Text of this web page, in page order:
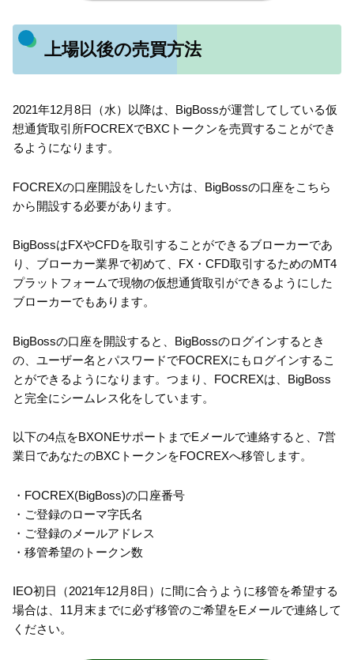
上場以後の売買方法
2021年12月8日（水）以降は、BigBossが運営してしている仮
想通貨取引所FOCREXでBXCトークンを売買することができ
るようになります。
FOCREXの口座開設をしたい方は、BigBossの口座をこちら
から開設する必要があります。
BigBossはFXやCFDを取引することができるブローカーであ
り、ブローカー業界で初めて、FX・CFD取引するためのMT4
プラットフォームで現物の仮想通貨取引ができるようにした
ブローカーでもあります。
BigBossの口座を開設すると、BigBossのログインするとき
の、ユーザー名とパスワードでFOCREXにもログインするこ
とができるようになります。つまり、FOCREXは、BigBoss
と完全にシームレス化をしています。
以下の4点をBXONEサポートまでEメールで連絡すると、7営
業日であなたのBXCトークンをFOCREXへ移管します。
・FOCREX(BigBoss)の口座番号
・ご登録のローマ字氏名
・ご登録のメールアドレス
・移管希望のトークン数
IEO初日（2021年12月8日）に間に合うように移管を希望する
場合は、11月末までに必ず移管のご希望をEメールで連絡して
ください。